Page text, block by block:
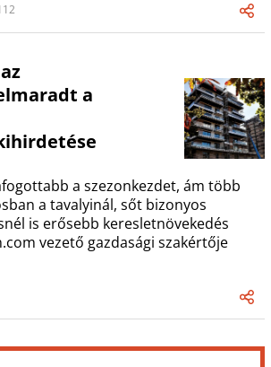
a
a szezonkezdet, ám több
a tavalyinál, sőt bizonyos
is erősebb keresletnövekedés
vezető gazdasági szakértője